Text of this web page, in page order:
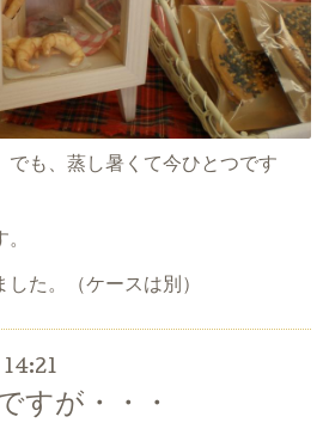
でも、蒸し暑くて今ひとつです
た。（ケースは別）
すが・・・